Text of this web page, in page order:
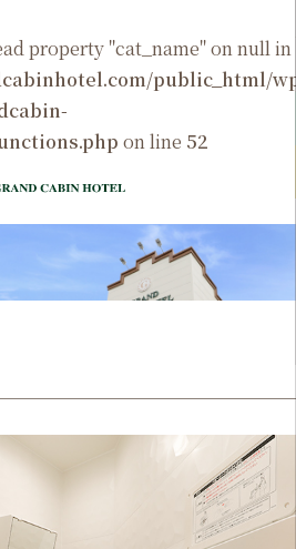
property "cat_name" on null in
public_html/
on line 52